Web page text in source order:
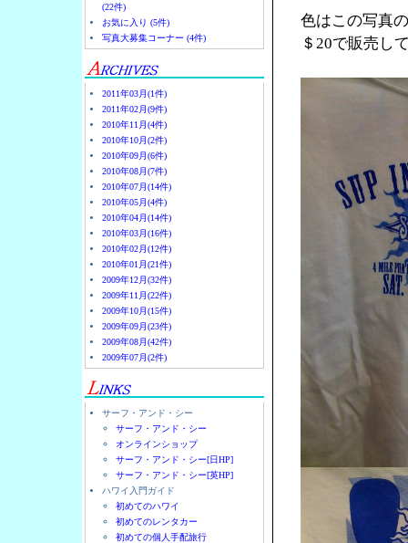
(22件)
お気に入り (5件)
写真大募集コーナー (4件)
2011年03月(1件)
2011年02月(9件)
2010年11月(4件)
2010年10月(2件)
2010年09月(6件)
2010年08月(7件)
2010年07月(14件)
2010年05月(4件)
2010年04月(14件)
2010年03月(16件)
2010年02月(12件)
2010年01月(21件)
2009年12月(32件)
2009年11月(22件)
2009年10月(15件)
2009年09月(23件)
2009年08月(42件)
2009年07月(2件)
サーフ・アンド・シー
サーフ・アンド・シー
オンラインショップ
サーフ・アンド・シー[日HP]
サーフ・アンド・シー[英HP]
ハワイ入門ガイド
初めてのハワイ
初めてのレンタカー
初めての個人手配旅行
色はこの写真
＄20で販売し